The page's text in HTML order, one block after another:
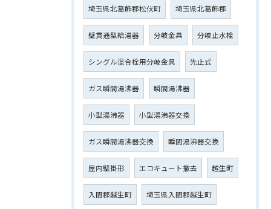
埼玉県北葛飾郡松伏町 埼玉県北葛飾郡
壁貫通型給湯器 分岐金具 分岐止水栓
シングル混合栓用分岐金具 先止式
ガス瞬間湯沸器 瞬間湯沸器
小型湯沸器 小型湯沸器交換
ガス瞬間湯沸器交換 瞬間湯沸器交換
屋内壁掛形 エコキュート撤去 越生町
入間郡越生町 埼玉県入間郡越生町